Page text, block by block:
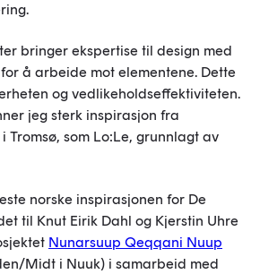
bringer ekspertise til design med
å arbeide mot elementene. Dette
og vedlikeholdseffektiviteten.
jeg sterk inspirasjon fra
Tromsø, som Lo:Le, grunnlagt av
norske inspirasjonen for De
til Knut Eirik Dahl og Kjerstin Uhre
Nunarsuup Qeqqani Nuup
Midt i Nuuk) i samarbeid med